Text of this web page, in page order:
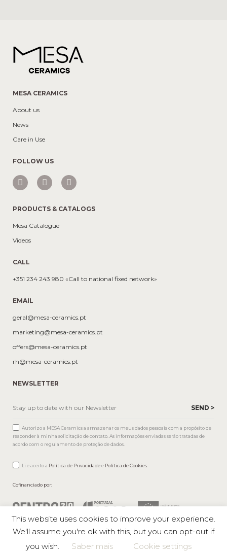
MESA CERAMICS
About us
News
Care in Use
FOLLOW US
PRODUCTS & CATALOGS
Mesa Catalogue
Videos
CALL
+351 234 243 980 «Call to national fixed network»
EMAIL
geral@mesa-ceramics.pt
marketing@mesa-ceramics.pt
offers@mesa-ceramics.pt
rh@mesa-ceramics.pt
NEWSLETTER
Autorizo a MESA Ceramics a armazenar os meus dados pessoais com a propósito de
responder à minha solicitação de contato. As informações enviadas serão tratadas de
acordo com o regulamento de proteção de dados.
Li e aceito a Política de Privacidadee Política de Cookies
Cofinanciado por:
Mesa © 2026 All rights reserved |Private Policy
This website uses cookies to improve your experience.
We'll assume you're ok with this, but you can opt-out if
you wish.
Saber mais Cookie settings